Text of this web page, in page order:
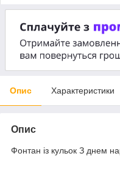
Опис Характеристики
Опис
Фонтан із кульок З днем